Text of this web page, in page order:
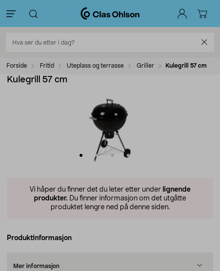
Forside Fritid Uteplass og terrasse Griller Kulegrill 57 cm
Kulegrill 57 cm
Vi håper du finner det du leter etter under lignende
produkter. Du finner informasjon om det utgåtte
produktet lengre ned på denne siden.
Produktinformasjon
Mer informasjon